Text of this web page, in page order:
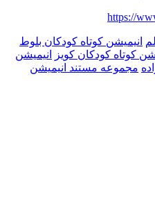
https://
انیمیشن کوتاه کودکان بلوط
کوتاه کودکان کویز
انیمیشن
مجموعه مستند انیمیشن